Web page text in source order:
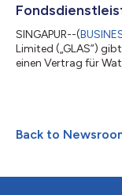
SINGAPUR--(
Limited („GLAS”)
einen Vertrag für
APAC-Region
von Watiga im
Back to